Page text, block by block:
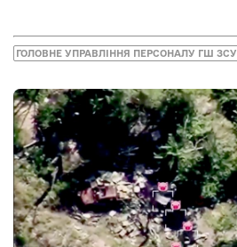
ГОЛОВНЕ УПРАВЛІННЯ ПЕРСОНАЛУ ГШ ЗСУ